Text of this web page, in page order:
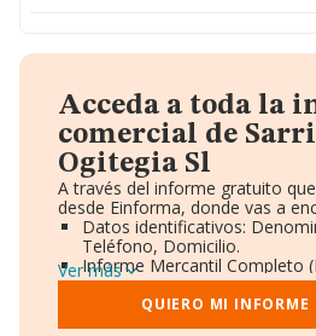
Acceda a toda la
comercial de
Ogitegia Sl
A través del informe gratuito
desde Einforma, donde vas a
Datos identificativos:
Teléfono, Domicilio.
Informe Mercantil Completo
Gráficos de Evolución Ventas
Consejo de Administración y
Directivos y Ejecutivos.
Ver más
QUIERO MI INFORME